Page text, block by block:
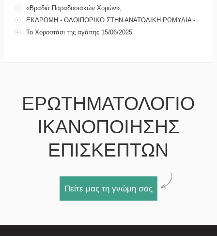
«Βραδιά Παραδοσιακών Χορών»,
ΕΚΔΡΟΜΗ - ΟΔΟΙΠΟΡΙΚΟ ΣΤΗΝ ΑΝΑΤΟΛΙΚΗ ΡΩΜΥΛΙΑ -
ΜΑ...Το Χοροστάσι της αγάπης 15/06/2025
ΕΡΩΤΗΜΑΤΟΛΟΓΙΟ
ΙΚΑΝΟΠΟΙΗΣΗΣ
ΕΠΙΣΚΕΠΤΩΝ
Πείτε μας τη γνώμη σας